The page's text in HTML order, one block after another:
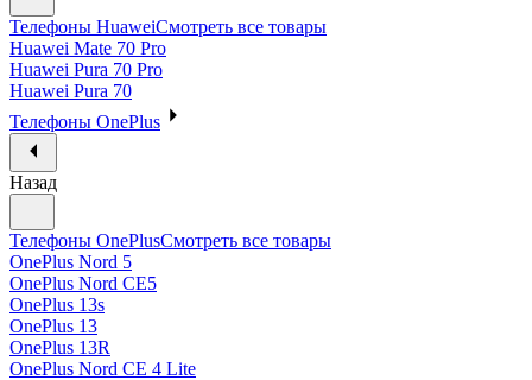
Телефоны HuaweiСмотреть все товары
Huawei Mate 70 Pro
Huawei Pura 70 Pro
Huawei Pura 70
Телефоны OnePlus
Назад
Телефоны OnePlusСмотреть все товары
OnePlus Nord 5
OnePlus Nord CE5
OnePlus 13s
OnePlus 13
OnePlus 13R
OnePlus Nord CE 4 Lite